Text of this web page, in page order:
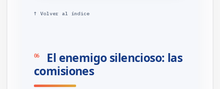
↑ Volver al índice
06
El enemigo silencioso: las
comisiones